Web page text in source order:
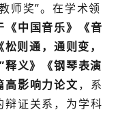
师奖”。在学术领
《中国音乐》《音
则通，通则变，
义》《钢琴表演
高影响力论文，系
辩证关系，为学科